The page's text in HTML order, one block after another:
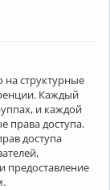
на структурные
Каждый
и каждой
права доступа.
доступа
предоставление